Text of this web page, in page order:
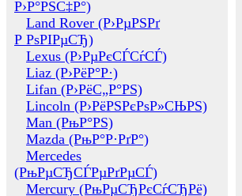
Р›Р°РЅС‡Р°)
Land Rover (Р›РµРЅРґ
Р РѕРІРµСЂ)
Lexus (Р›РµРєСЃСѓСЃ)
Liaz (Р›РёР°Р·)
Lifan (Р›РёС„Р°РЅ)
Lincoln (Р›РёРЅРєРѕР»СЊРЅ)
Man (РњР°РЅ)
Mazda (РњР°Р·РґР°)
Mercedes
(РњРµСЂСЃРµРґРµСЃ)
Mercury (РњРµСЂРєСѓСЂРё)